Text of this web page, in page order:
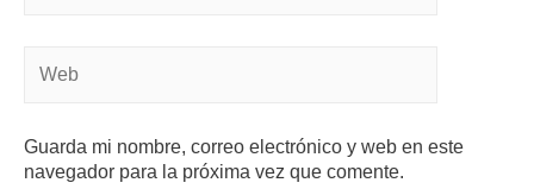
Guarda mi nombre, correo electrónico y web en este
navegador para la próxima vez que comente.